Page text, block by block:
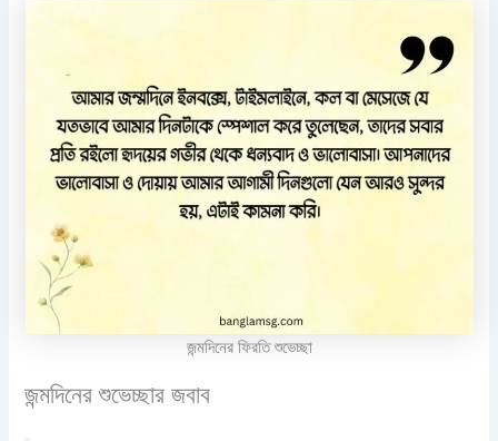
জন্মদিনের ফিরতি শুভেচ্ছা
জন্মদিনের শুভেচ্ছার জবাব